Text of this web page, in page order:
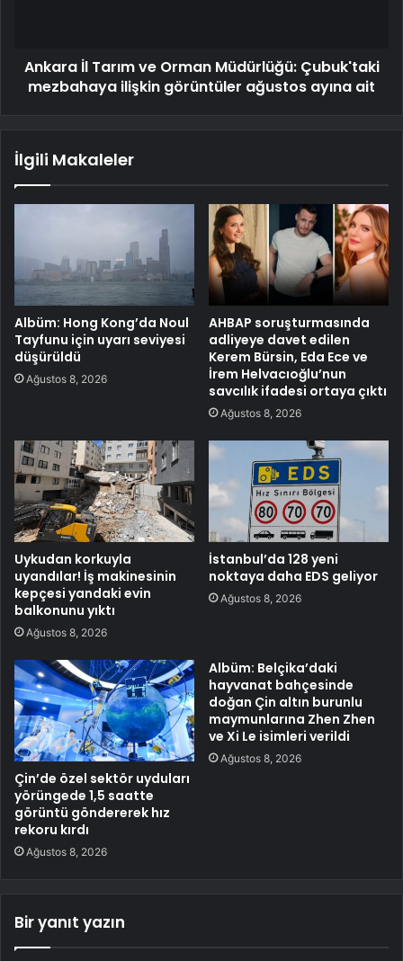
Ankara İl Tarım ve Orman Müdürlüğü: Çubuk'taki
mezbahaya ilişkin görüntüler ağustos ayına ait
İlgili Makaleler
Albüm: Hong Kong’da Noul
Tayfunu için uyarı seviyesi
düşürüldü
Ağustos 8, 2026
AHBAP soruşturmasında
adliyeye davet edilen
Kerem Bürsin, Eda Ece ve
İrem Helvacıoğlu’nun
savcılık ifadesi ortaya çıktı
Ağustos 8, 2026
Uykudan korkuyla
uyandılar! İş makinesinin
kepçesi yandaki evin
balkonunu yıktı
Ağustos 8, 2026
İstanbul’da 128 yeni
noktaya daha EDS geliyor
Ağustos 8, 2026
Çin’de özel sektör uyduları
yörüngede 1,5 saatte
görüntü göndererek hız
rekoru kırdı
Ağustos 8, 2026
Albüm: Belçika’daki
hayvanat bahçesinde
doğan Çin altın burunlu
maymunlarına Zhen Zhen
ve Xi Le isimleri verildi
Ağustos 8, 2026
Bir yanıt yazın